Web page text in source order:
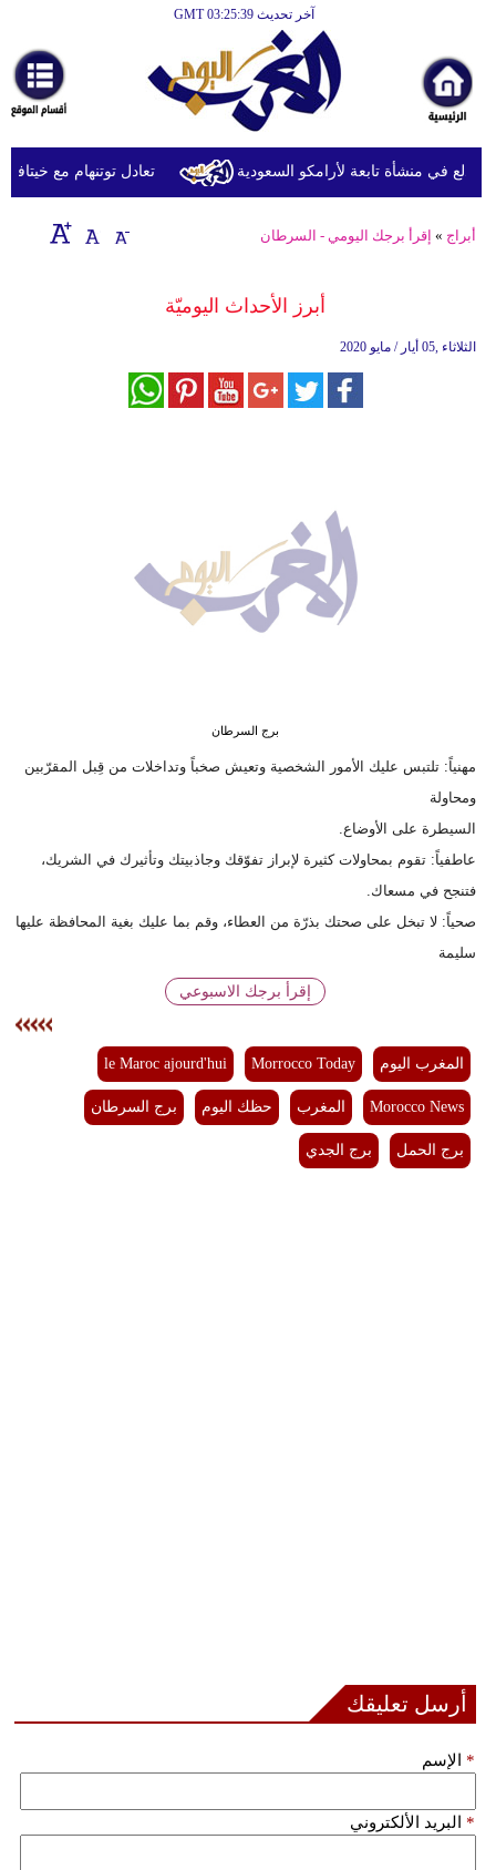
آخر تحديث GMT 03:25:39
أخبارعاجلة
رياضة
ثقافة
إقتصاد
تعليم
إسلامية
تعادل توتنهام مع خيتافي في منشأة تابعة لأرامكو السعودية
أبراج » إقرأ برجك اليومي - السرطان
أبرز الأحداث اليوميّة
الثلاثاء ,05 أيار / مايو 2020
برج السرطان
مهنياً: تلتبس عليك الأمور الشخصية وتعيش صخباً وتداخلات من قِبل المقرّبين
ومحاولة
السيطرة على الأوضاع.
عاطفياً: تقوم بمحاولات كثيرة لإبراز تفوّقك وجاذبيتك وتأثيرك في الشريك،
فتنجح في مسعاك.
صحياً: لا تبخل على صحتك بذرّة من العطاء، وقم بما عليك بغية المحافظة عليها
سليمة
إقرأ برجك الاسبوعي
المغرب اليوم Morrocco Today
le Maroc ajourd'hui
Morocco News المغرب حظك اليوم برج السرطان
برج الحمل برج الجدي
أرسل تعليقك
الإسم *
البريد الألكتروني *